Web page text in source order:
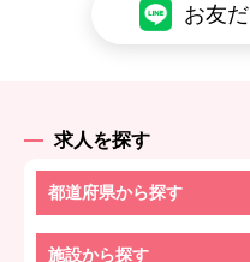
お友
求人を探す
都道府県から探す
施設から探す